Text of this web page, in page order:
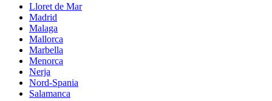
Lloret de Mar
Madrid
Malaga
Mallorca
Marbella
Menorca
Nerja
Nord-Spania
Salamanca